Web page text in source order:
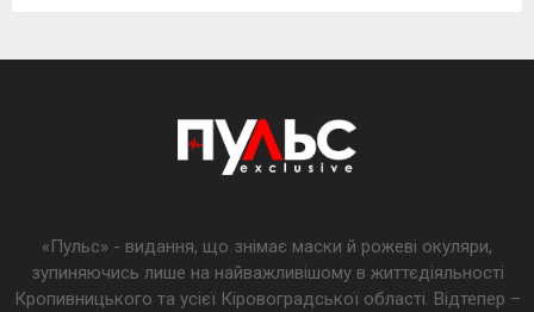
«Пульс» - видання, що знімає маски й рожеві окуляри,
зупиняючись лише на найважливішому в життєдіяльності
Кропивницького та усієї Кіровоградської області. Відтепер –